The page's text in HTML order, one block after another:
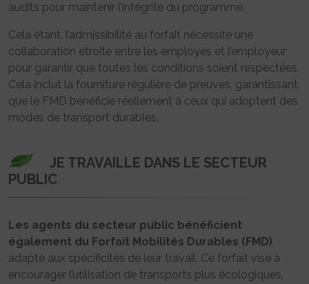
audits pour maintenir l’intégrité du programme.
Cela étant, l’admissibilité au forfait nécessite une
collaboration étroite entre les employés et l’employeur
pour garantir que toutes les conditions soient respectées.
Cela inclut la fourniture régulière de preuves, garantissant
que le FMD bénéficie réellement à ceux qui adoptent des
modes de transport durables.
JE TRAVAILLE DANS LE SECTEUR
PUBLIC
Les agents du secteur public bénéficient
également du Forfait Mobilités Durables (FMD),
adapté aux spécificités de leur travail. Ce forfait vise à
encourager l’utilisation de transports plus écologiques,